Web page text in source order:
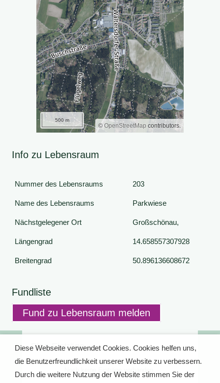
© OpenStreetMap contributors.
500 m
Info zu Lebensraum
Nummer des Lebensraums 203
Name des Lebensraums Parkwiese
Nächstgelegener Ort Großschönau,
Längengrad 14.658557307928
Breitengrad 50.896136608672
Fundliste
Fund zu Lebensraum melden
Blog-Einträge
Noch keine Einträge vorhanden.
Diese Webseite verwendet Cookies. Cookies helfen uns,
die Benutzerfreundlichkeit unserer Website zu verbessern.
Durch die weitere Nutzung der Website stimmen Sie der